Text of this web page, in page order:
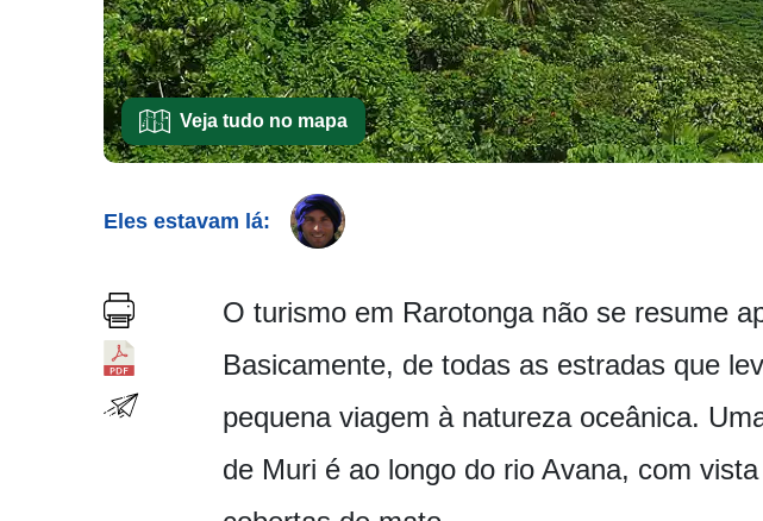
Veja tudo no mapa
Eles estavam lá:
O turismo em Rarotonga não se resume
Basicamente, de todas as estradas que
pequena viagem à natureza oceânica.
de Muri é ao longo do rio Avana, com